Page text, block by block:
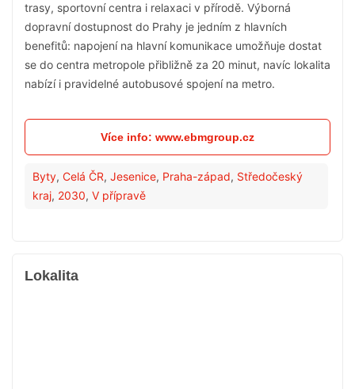
trasy, sportovní centra i relaxaci v přírodě. Výborná
dopravní dostupnost do Prahy je jedním z hlavních
benefitů: napojení na hlavní komunikace umožňuje dostat
se do centra metropole přibližně za 20 minut, navíc lokalita
nabízí i pravidelné autobusové spojení na metro.
Více info: www.ebmgroup.cz
Byty, Celá ČR, Jesenice, Praha-západ, Středočeský
kraj, 2030, V přípravě
Lokalita